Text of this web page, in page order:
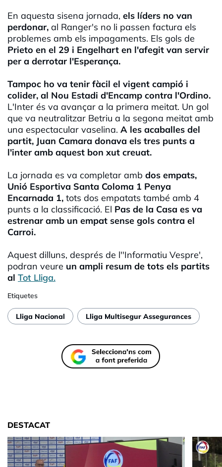
En aquesta sisena jornada, els líders no van
perdonar, al Ranger's no li passen factura els
problemes amb els impagaments. Els gols de
Prieto en el 29 i Engelhart en l'afegit van servir
per a derrotar l'Esperança.
Tampoc ho va tenir fàcil el vigent campió i
colider, al Nou Estadi d'Encamp contra l'Ordino.
L'Inter és va avançar a la primera meitat. Un gol
que va neutralitzar Betriu a la segona meitat amb
una espectacular vaselina. A les acaballes del
partit, Juan Camara donava els tres punts a
l'inter amb aquest bon xut creuat.
La jornada es va completar amb dos empats,
Unió Esportiva Santa Coloma 1 Penya
Encarnada 1, tots dos empatats també amb 4
punts a la classificació. El Pas de la Casa es va
estrenar amb un empat sense gols contra el
Carroi.
Aquest dilluns, després de l''Informatiu Vespre',
podran veure un ampli resum de tots els partits
al Tot Lliga.
Etiquetes
Lliga Nacional Lliga Multisegur Assegurances
DESTACAT